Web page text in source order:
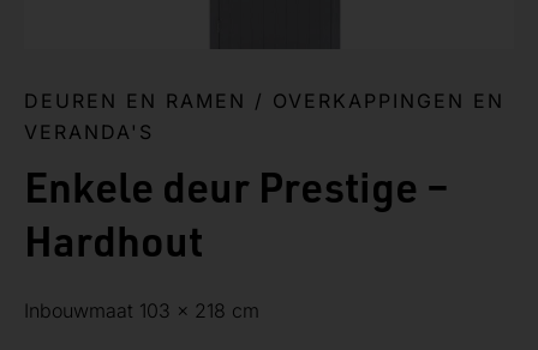
DEUREN EN RAMEN / OVERKAPPINGEN EN
VERANDA'S
Enkele deur Prestige –
Hardhout
Inbouwmaat 103 x 218 cm